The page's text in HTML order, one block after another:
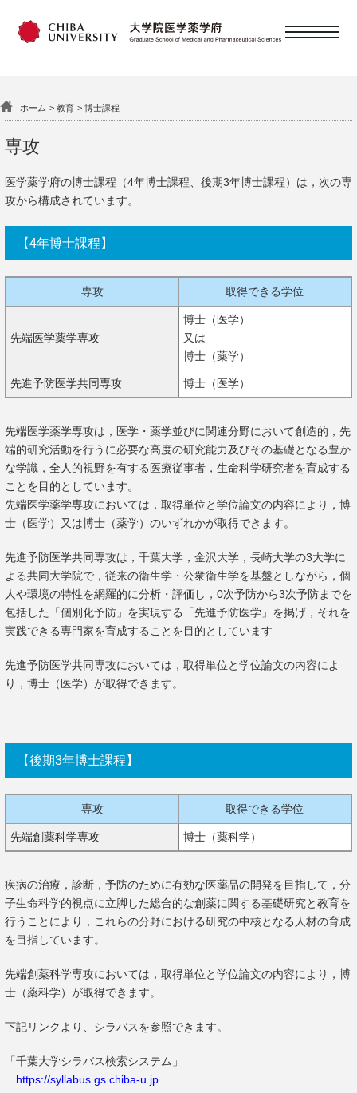
概要
教育
研究・教員
大学院を目指す皆様へ
アクセス お問い合わせ
ホーム 教育 博士課程
専攻
医学薬学府の博士課程（4年博士課程、後期3年博士課程）は，次の専
攻から構成されています。
【4年博士課程】
専攻 取得できる学位
先端医学薬学専攻
博士（医学）
又は
博士（薬学）
先進予防医学共同専攻 博士（医学）
先端医学薬学専攻は，医学・薬学並びに関連分野において創造的，先
端的研究活動を行うに必要な高度の研究能力及びその基礎となる豊か
な学識，全人的視野を有する医療従事者，生命科学研究者を育成する
ことを目的としています。
先端医学薬学専攻においては，取得単位と学位論文の内容により，博
士（医学）又は博士（薬学）のいずれかが取得できます。
先進予防医学共同専攻は，千葉大学，金沢大学，長崎大学の3大学に
よる共同大学院で，従来の衛生学・公衆衛生学を基盤としながら，個
人や環境の特性を網羅的に分析・評価し，0次予防から3次予防までを
包括した「個別化予防」を実現する「先進予防医学」を掲げ，それを
実践できる専門家を育成することを目的としています
先進予防医学共同専攻においては，取得単位と学位論文の内容によ
り，博士（医学）が取得できます。
【後期3年博士課程】
専攻 取得できる学位
先端創薬科学専攻 博士（薬科学）
疾病の治療，診断，予防のために有効な医薬品の開発を目指して，分
子生命科学的視点に立脚した総合的な創薬に関する基礎研究と教育を
行うことにより，これらの分野における研究の中核となる人材の育成
を目指しています。
先端創薬科学専攻においては，取得単位と学位論文の内容により，博
士（薬科学）が取得できます。
下記リンクより、シラバスを参照できます。
「千葉大学シラバス検索システム」
https://syllabus.gs.chiba-u.jp